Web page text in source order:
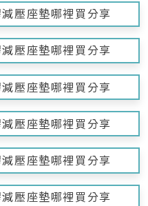
壓座墊哪裡買分享
壓座墊哪裡買分享
壓座墊哪裡買分享
壓座墊哪裡買分享
壓座墊哪裡買分享
壓座墊哪裡買分享